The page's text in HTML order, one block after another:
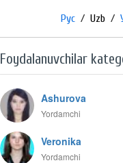
Рус / Uzb /
Foydalanuvchilar
Ashurova
Yordamchi
Veronika
Yordamchi